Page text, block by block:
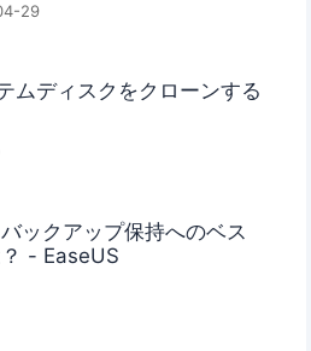
29
ムディスクをクローンする
ックアップ保持へのベス
- EaseUS